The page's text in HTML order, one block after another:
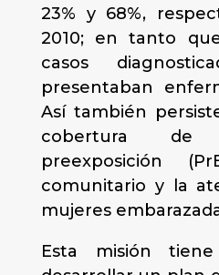
23% y 68%,
2010; en tanto
casos
presentaban
Así también
cobertura de
preexposición
comunitario y la
mujeres
Esta misión